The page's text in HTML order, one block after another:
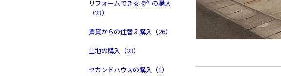
リフォームできる物件の購入
（23）
賃貸からの住替え購入（26）
土地の購入（23）
セカンドハウスの購入（1）